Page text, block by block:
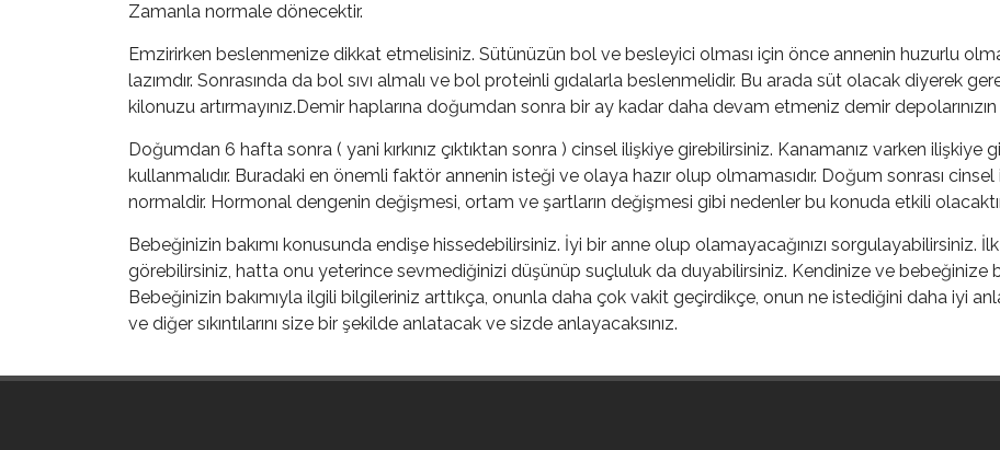
Zamanla normale dönecektir.
Emzirirken beslenmenize dikkat etmelisiniz. Sütünüzün bol ve besleyici olması için önce annenin huzurlu
lazımdır. Sonrasında da bol sıvı almalı ve bol proteinli gıdalarla beslenmelidir. Bu arada süt olacak diyerek
kilonuzu artırmayınız.Demir haplarına doğumdan sonra bir ay kadar daha devam etmeniz demir depolarınızın
Doğumdan 6 hafta sonra ( yani kırkınız çıktıktan sonra ) cinsel ilişkiye girebilirsiniz. Kanamanız varken
kullanmalıdır. Buradaki en önemli faktör annenin isteği ve olaya hazır olup olmamasıdır. Doğum sonrası
normaldir. Hormonal dengenin değişmesi, ortam ve şartların değişmesi gibi nedenler bu konuda etkili
Bebeğinizin bakımı konusunda endişe hissedebilirsiniz. İyi bir anne olup olamayacağınızı sorgulayabilirsiniz.
görebilirsiniz, hatta onu yeterince sevmediğinizi düşünüp suçluluk da duyabilirsiniz. Kendinize ve bebeğinize
Bebeğinizin bakımıyla ilgili bilgileriniz arttıkça, onunla daha çok vakit geçirdikçe, onun ne istediğini daha iyi
ve diğer sıkıntılarını size bir şekilde anlatacak ve sizde anlayacaksınız.